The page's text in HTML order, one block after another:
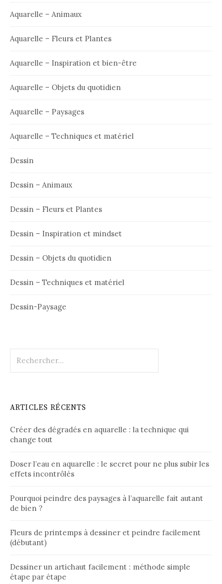
Aquarelle – Animaux
Aquarelle – Fleurs et Plantes
Aquarelle – Inspiration et bien-être
Aquarelle – Objets du quotidien
Aquarelle – Paysages
Aquarelle – Techniques et matériel
Dessin
Dessin – Animaux
Dessin – Fleurs et Plantes
Dessin – Inspiration et mindset
Dessin – Objets du quotidien
Dessin – Techniques et matériel
Dessin-Paysage
ARTICLES RÉCENTS
Créer des dégradés en aquarelle : la technique qui
change tout
Doser l’eau en aquarelle : le secret pour ne plus subir les
effets incontrôlés
Pourquoi peindre des paysages à l’aquarelle fait autant
de bien ?
Fleurs de printemps à dessiner et peindre facilement
(débutant)
Dessiner un artichaut facilement : méthode simple
étape par étape